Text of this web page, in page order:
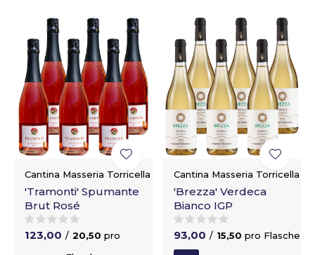
Cantina Masseria Torricella
'Tramonti' Spumante
Brut Rosé
123,00 / 20,50 pro
Cantina Masseria Torricella
'Brezza' Verdeca
Bianco IGP
93,00 / 15,50 pro Flasche